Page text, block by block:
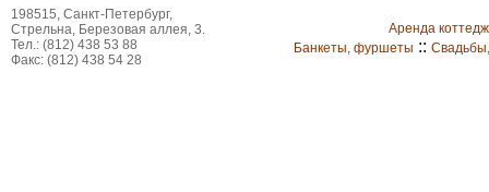
198515, Санкт-Петербург,
Стрельна, Березовая аллея, 3.
Тел.: (812) 438 53 88
Факс: (812) 438 54 28
Аренда
Банкеты, фуршеты ::